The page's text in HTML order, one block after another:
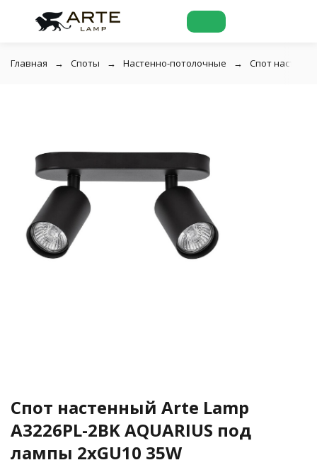
Главная Споты Настенно-потолочные Спот
Спот настенный Arte Lamp
A3226PL-2BK AQUARIUS под
лампы 2xGU10 35W